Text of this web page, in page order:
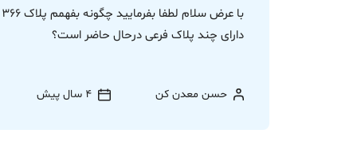
دارای چند پلاک فرعی درحال حاضر است؟
حسن معدن کن 4 سال پیش